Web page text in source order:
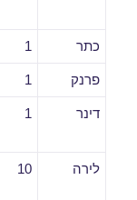
כתר 1
פרנק 1
דינר 1
לירה 10